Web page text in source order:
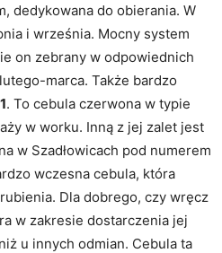
dedykowana do obierania. W
i września. Mocny system
on zebrany w odpowiednich
marca. Także bardzo
. To cebula czerwona w typie
w worku. Inną z jej zalet jest
w Szadłowicach pod numerem
wczesna cebula, która
Dla dobrego, czy wręcz
w zakresie dostarczenia jej
u innych odmian. Cebula ta